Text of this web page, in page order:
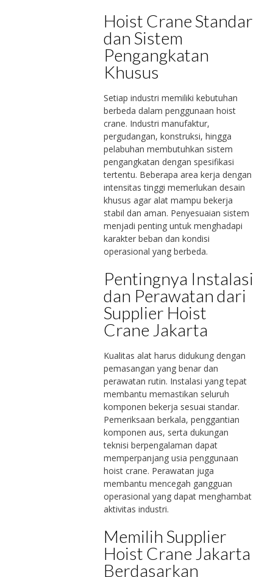
Hoist Crane Standar
dan Sistem
Pengangkatan
Khusus
Setiap industri memiliki kebutuhan
berbeda dalam penggunaan hoist
crane. Industri manufaktur,
pergudangan, konstruksi, hingga
pelabuhan membutuhkan sistem
pengangkatan dengan spesifikasi
tertentu. Beberapa area kerja dengan
intensitas tinggi memerlukan desain
khusus agar alat mampu bekerja
stabil dan aman. Penyesuaian sistem
menjadi penting untuk menghadapi
karakter beban dan kondisi
operasional yang berbeda.
Pentingnya Instalasi
dan Perawatan dari
Supplier Hoist
Crane Jakarta
Kualitas alat harus didukung dengan
pemasangan yang benar dan
perawatan rutin. Instalasi yang tepat
membantu memastikan seluruh
komponen bekerja sesuai standar.
Pemeriksaan berkala, penggantian
komponen aus, serta dukungan
teknisi berpengalaman dapat
memperpanjang usia penggunaan
hoist crane. Perawatan juga
membantu mencegah gangguan
operasional yang dapat menghambat
aktivitas industri.
Memilih Supplier
Hoist Crane Jakarta
Berdasarkan